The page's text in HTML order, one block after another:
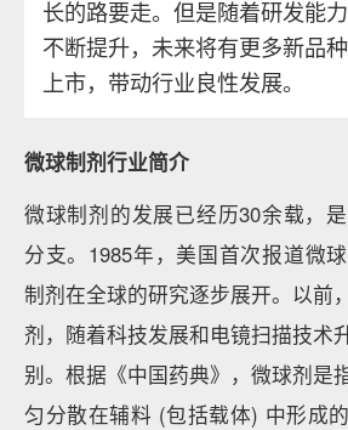
长的路要走。但是随着研发能
不断提升，未来将有更多新品
上市，带动行业良性发展。
微球制剂行业简介
微球制剂的发展已经历30余载，
分支。1985年，美国首次报道微
制剂在全球的研究逐步展开。以前
剂，随着科技发展和电镜扫描技术
别。根据《中国药典》，微球剂是
匀分散在辅料 (包括载体) 中形成